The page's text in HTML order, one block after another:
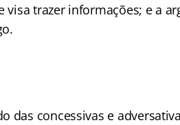
trazer informações; e a
das concessivas e